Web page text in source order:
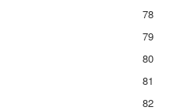
78
79
80
81
82